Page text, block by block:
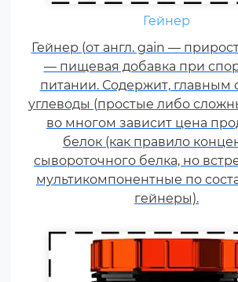
Гейнер
Гейнер (от англ. gain —
— пищевая добавка при
питании. Содержит, главным
углеводы (простые либо
во многом зависит цена
белок (как правило
сывороточного белка, но
мультикомпонентные по
гейнеры).
Креатин – спортивная
используемая в силовых
спорта, фитнесе, а также
спорта связанных с
динамической нагрузкой
силовой выносливостью.
кислота, синтезируемая в
организме человека в
скелетных мышцах.